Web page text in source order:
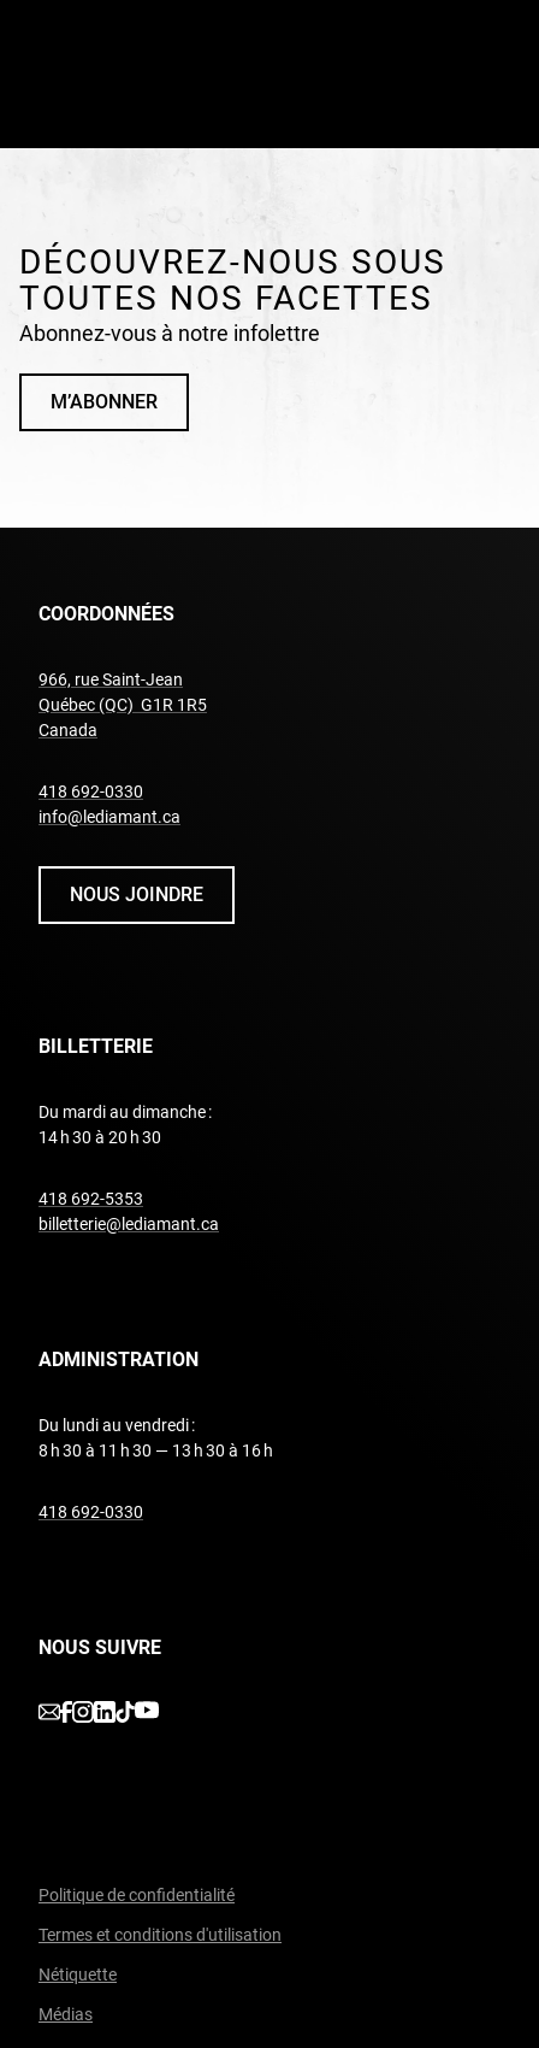
Facebook
undefined
linkedin
undefined
twitter
undefined
Courriel
DÉCOUVREZ-NOUS SOUS
TOUTES NOS FACETTES
Abonnez-vous à notre infolettre
M’ABONNER
COORDONNÉES
966, rue Saint-Jean
Québec (QC) G1R 1R5
Canada
418 692-0330
info@lediamant.ca
NOUS JOINDRE
BILLETTERIE
Du mardi au dimanche :
14 h 30 à 20 h 30
418 692-5353
billetterie@lediamant.ca
ADMINISTRATION
Du lundi au vendredi :
8 h 30 à 11 h 30 — 13 h 30 à 16 h
418 692-0330
NOUS SUIVRE
undefined
undefined
undefined
undefined
undefined
Politique de confidentialité
Termes et conditions d'utilisation
Nétiquette
Médias